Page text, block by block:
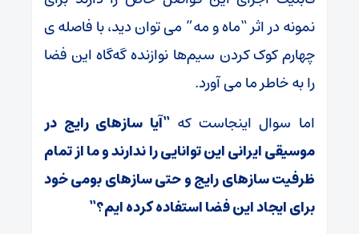
نمونه در اثر “ماه و مه” می توان دید، با فاصله ی
چهارم کوک کردن سیم‌ها نوازنده گه‌گاه این فضا
را به خاطر ما می آورد.
اما سوال اینجاست که “آیا سازهای رایج در
موسیقی ایرانی اینتوانایی را ندارند وما از تمام
ظرفیت سازهای رایج وحتی سازهای بومی خود
برای ایجاد این فضا استفادهکرده ایم؟“